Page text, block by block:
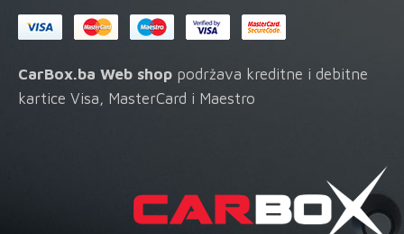
CarBox.ba Web shop podržava kreditne i debitne
kartice Visa, MasterCard i Maestro